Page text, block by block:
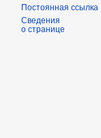
Постоянная ссылка
Сведения
о странице